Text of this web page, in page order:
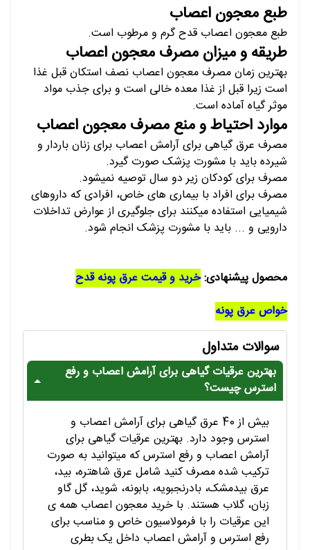
طبع معجون اعصاب
طبع معجون اعصاب قدح گرم و مرطوب است.
طریقه و میزان مصرف معجون اعصاب
بهترین زمان مصرفمعجون اعصاب نصف استکان قبل غذا
است زیرا قبل از غذا معده خالی است و برای جذب مواد
موثر گیاه آماده است.
موارد احتیاط و منع مصرف معجون اعصاب
مصرف عرق گیاهی برای آرامش اعصاب برای زنان باردار و
شیرده باید با مشورت پزشک صورت گیرد.
مصرف برای کودکان زیر دو سال توصیه نمیشود.
مصرف برای افراد با بیماری های خاص، افرادی که داروهای
شیمیایی استفاده میکنند برای جلوگیری از عوارض تداخلات
دارویی و ... باید با مشورت پزشک انجام شود.
محصول پیشنهادی:خرید و قیمت عرق پونه قدح
خواص عرق پونه
سوالات متداول
بهترین عرقیات گیاهی برای آرامش اعصاب و رفع
استرس چیست؟
بیش از 40 عرق گیاهی برای آرامش اعصاب و
استرس وجود دارد. بهترین عرقیات گیاهی برای
آرامش اعصاب و رفع استرس که میتوانید به صورت
ترکیب شده مصرف کنید شامل عرق شاهتره، بید،
عرق بیدمشک، بادرنجبویه، بابونه، شوید، گل گاو
زبان، گلاب هستند. با خرید معجون اعصاب همه ی
این عرقیات را با فرمولاسیون خاص و مناسب برای
رفع استرس و آرامش اعصاب داخل یک بطری